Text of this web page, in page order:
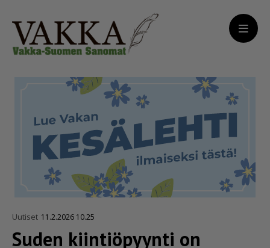
Uutiset 11.2.2026 10.25
Suden kiintiöpyynti on